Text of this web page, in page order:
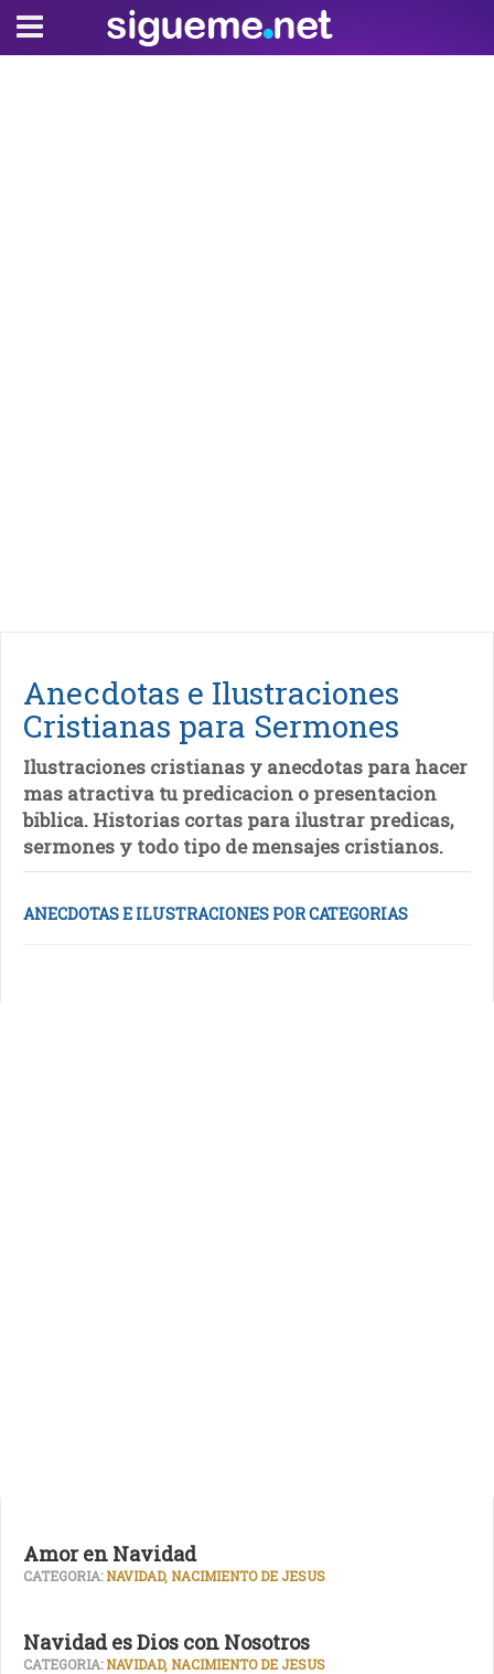
Anecdotas e Ilustraciones
Cristianas para Sermones
Ilustraciones cristianas y anecdotas para hacer
mas atractiva tu predicacion o presentacion
biblica. Historias cortas para ilustrar predicas,
sermones y todo tipo de mensajes cristianos.
ANECDOTAS E ILUSTRACIONES POR CATEGORIAS
Amor en Navidad
CATEGORIA:NAVIDAD, NACIMIENTO DE JESUS
Navidad es Dios con Nosotros
CATEGORIA:NAVIDAD, NACIMIENTO DE JESUS